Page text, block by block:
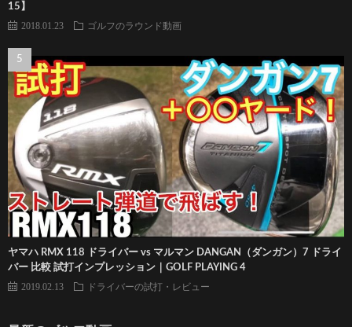
15】
2018.01.23 ゴルフのラウンド動画
ヤマハ RMX 118 ドライバー vs マルマン DANGAN（ダンガン）7 ドライ
バー 比較 試打インプレッション｜GOLF PLAYING 4
2019.02.13 ドライバーの試打・レビュー